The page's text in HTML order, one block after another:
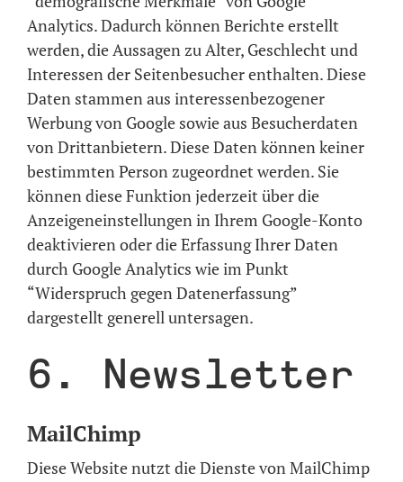
Analytics. Dadurch können Berichte erstellt
werden, die Aussagen zu Alter, Geschlecht und
Interessen der Seitenbesucher enthalten. Diese
Daten stammen aus interessenbezogener
Werbung von Google sowie aus Besucherdaten
von Drittanbietern. Diese Daten können keiner
bestimmten Person zugeordnet werden. Sie
können diese Funktion jederzeit über die
Anzeigeneinstellungen in Ihrem Google-Konto
deaktivieren oder die Erfassung Ihrer Daten
durch Google Analytics wie im Punkt
“Widerspruch gegen Datenerfassung”
dargestellt generell untersagen.
6. Newsletter
MailChimp
Diese Website nutzt die Dienste von MailChimp